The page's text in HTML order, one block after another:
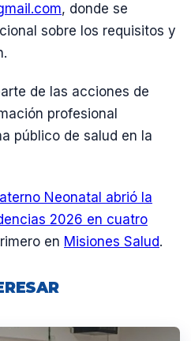
, donde se
sobre los requisitos y
de las acciones de
profesional
público de salud en la
Neonatal abrió la
2026 en cuatro
en Misiones Salud.